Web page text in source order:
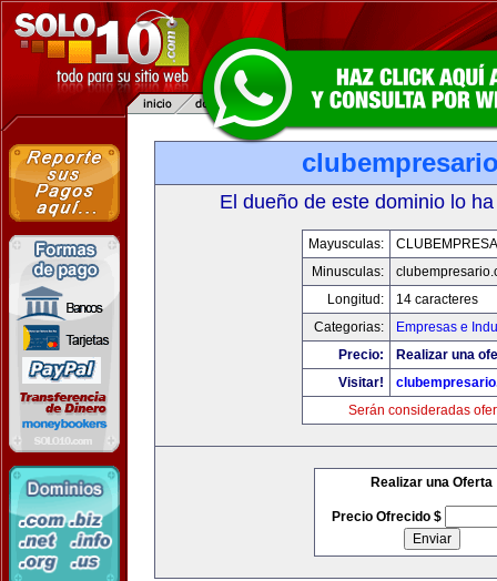
El dueño de este dominio lo
Mayusculas:
Minusculas:
Longitud:
14 caracteres
Categorias:
Empresas e
Precio:
Realizar una
Visitar!
Serán consideradas
Realizar una Oferta
Precio Ofrecido $